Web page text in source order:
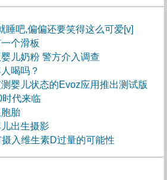
睡吧,偏偏还要笑得这么可爱[v]
个滑板
儿奶粉 警方介入调查
喝吗？
婴儿状态的Evoz应用推出测试版
时代来临
胎
出生摄影
入维生素D过量的可能性